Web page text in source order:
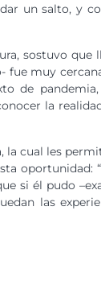
un salto, y
sostuvo
fue muy
de
la
cual les
si él pudo
las